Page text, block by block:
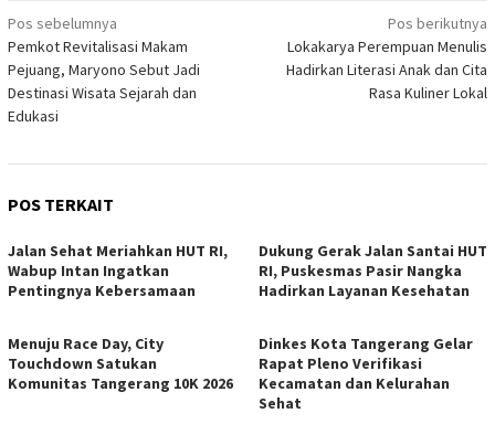
Navigasi
pos
Pos sebelumnya
Pemkot Revitalisasi Makam
Pejuang, Maryono Sebut Jadi
Destinasi Wisata Sejarah dan
Edukasi
Pos berikutnya
Lokakarya Perempuan Menulis
Hadirkan Literasi Anak dan Cita
Rasa Kuliner Lokal
POS TERKAIT
Jalan Sehat Meriahkan HUT RI,
Wabup Intan Ingatkan
Pentingnya Kebersamaan
Dukung Gerak Jalan Santai HUT
RI, Puskesmas Pasir Nangka
Hadirkan Layanan Kesehatan
Menuju Race Day, City
Touchdown Satukan
Komunitas Tangerang 10K 2026
Dinkes Kota Tangerang Gelar
Rapat Pleno Verifikasi
Kecamatan dan Kelurahan
Sehat